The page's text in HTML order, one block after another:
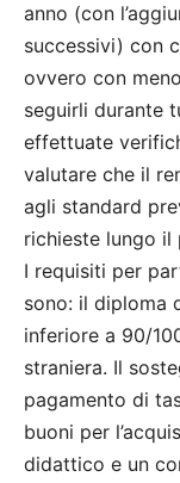
anno (con
successivi) con
ovvero con
seguirli durante
effettuate
valutare che il
agli standard
richieste lungo il
I requisiti per
sono: il diploma
inferiore a 90/
straniera. Il
pagamento di
buoni per
didattico e un